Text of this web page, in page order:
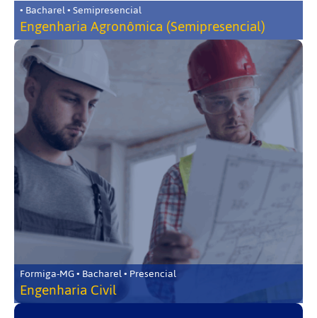
• Bacharel • Semipresencial
Engenharia Agronômica (Semipresencial)
Formiga-MG • Bacharel • Presencial
Engenharia Civil